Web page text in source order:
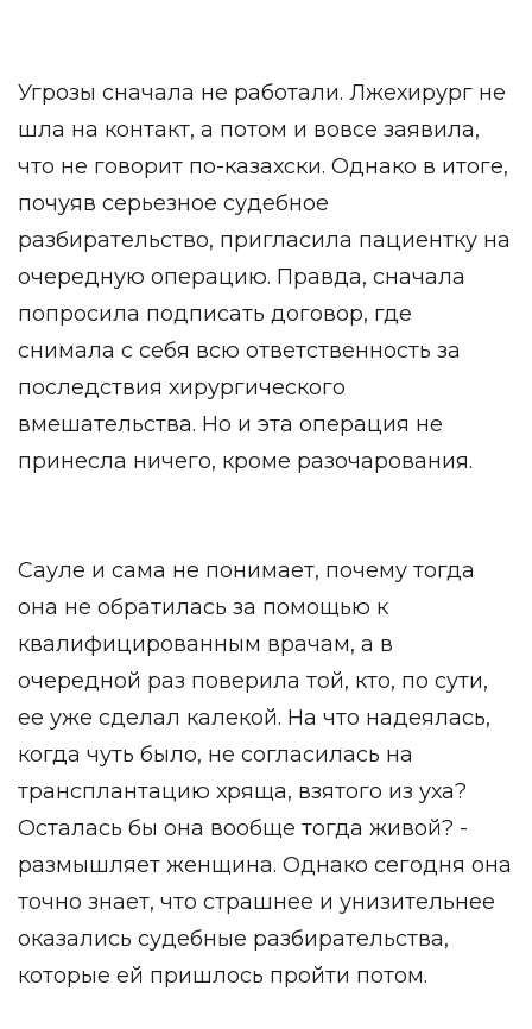
Угрозы сначала не работали. Лжехирург не
шла на контакт, а потом и вовсе заявила,
что не говорит по-казахски. Однако в итоге,
почуяв серьезное судебное
разбирательство, пригласила пациентку на
очередную операцию. Правда, сначала
попросила подписать договор, где
снимала с себя всю ответственность за
последствия хирургического
вмешательства. Но и эта операция не
принесла ничего, кроме разочарования.
Сауле и сама не понимает, почему тогда
она не обратилась за помощью к
квалифицированным врачам, а в
очередной раз поверила той, кто, по сути,
ее уже сделал калекой. На что надеялась,
когда чуть было, не согласилась на
трансплантацию хряща, взятого из уха?
Осталась бы она вообще тогда живой? -
размышляет женщина. Однако сегодня она
точно знает, что страшнее и унизительнее
оказались судебные разбирательства,
которые ей пришлось пройти потом.